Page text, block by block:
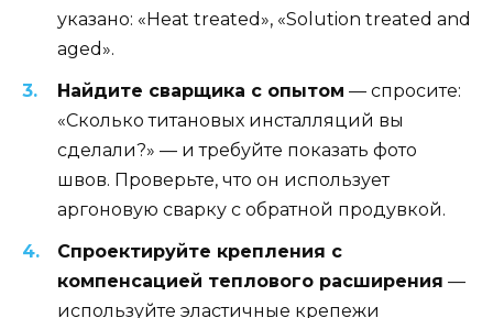
указано: «Heat treated», «Solution treated and
aged».
Найдите сварщика с опытом — спросите:
«Сколько титановых инсталляций вы
сделали?» — и требуйте показать фото
швов. Проверьте, что он использует
аргоновую сварку с обратной продувкой.
Спроектируйте крепления с
компенсацией теплового расширения —
используйте эластичные крепежи